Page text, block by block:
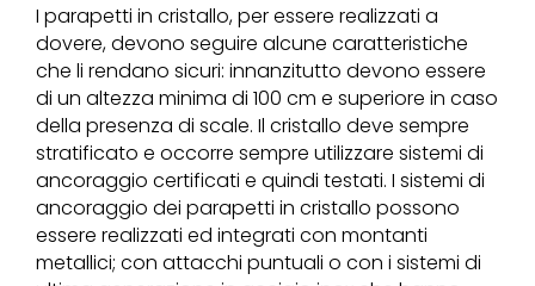
I parapetti in cristallo, per essere realizzati a
dovere, devono seguire alcune caratteristiche
che li rendano sicuri: innanzitutto devono essere
di un altezza minima di 100 cm e superiore in caso
della presenza di scale. Il cristallo deve sempre
stratificato e occorre sempre utilizzare sistemi di
ancoraggio certificati e quindi testati. I sistemi di
ancoraggio dei parapetti in cristallo possono
essere realizzati ed integrati con montanti
metallici; con attacchi puntuali o con i sistemi di